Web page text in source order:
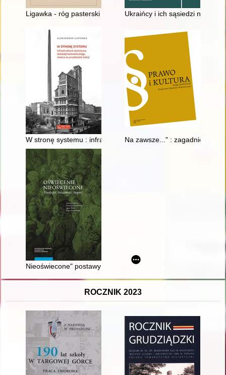
Ligawka - róg pasterski : fenomen rzemiosła kultury
Ukraińcy i ich sąsiedzi na
W stronę systemu : infrastruktura technicznaNa zawsze..." : zagadnienie
Nieoświecone" postawy w czasie ruchów hajdamackich i
ROCZNIK 2023